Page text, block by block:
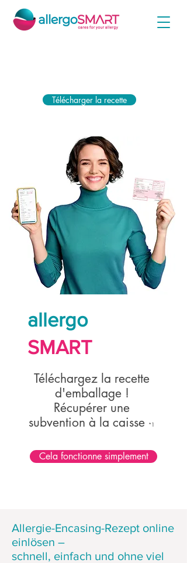
Télécharger la recette
allergo
SMART
Téléchargez la recette
d'emballage !
Récupérer une
subvention à la caisse *1
Cela fonctionne simplement
Allergie-Encasing-Rezept online
einlösen –
schnell, einfach und ohne viel